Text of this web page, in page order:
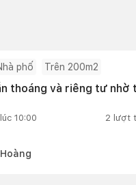
phố Trên 200m2
thoáng và riêng tư
10:00 2 lượt